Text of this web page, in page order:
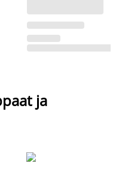
ja